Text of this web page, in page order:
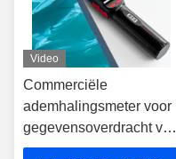
Video
Commerciële
ademhalingsmeter voor
gegevensoverdracht van
type C voor 0-400